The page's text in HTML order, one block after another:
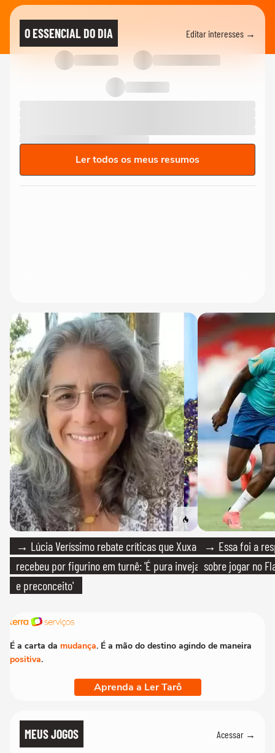
O ESSENCIAL DO DIA Editar interesses →
Ler todos os meus resumos
→ Lúcia Veríssimo rebate críticas que Xuxa
recebeu por figurino em turnê: 'É pura inveja
e preconceito'
→ Essa foi a
sobre jogar no
É a carta da mudança. É a mão do destino agindo de maneira
positiva.
Aprenda a Ler Tarô
MEUS JOGOS Acessar →